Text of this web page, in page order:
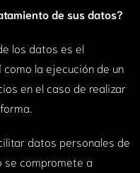
de sus datos?
los datos es el
la ejecución de un
en el caso de realizar
datos personales de
se compromete a